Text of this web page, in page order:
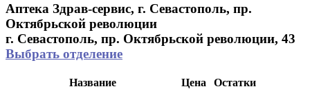
Аптека Здрав-сервис, г. Севастополь, пр.
Октябрьской революции
г. Севастополь, пр. Октябрьской революции, 43
Выбрать отделение
Название Цена
Остатки